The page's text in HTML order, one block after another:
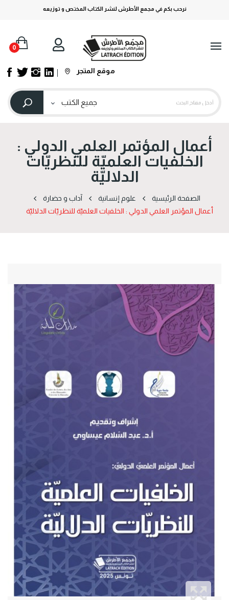
نرحب بكم في مجمع الأطرش لنشر الكتاب المختص و توزيعه
0
موقع المتجر
أعمال المؤتمر العلمي الدولي :
الخلفيات العلميّة للنظريّات
الدلاليّة
الصفحة الرئيسية علوم إنسانية
آداب و حضارة
أعمال المؤتمر العلمي الدولي : الخلفيات العلميّة للنظريّات الدلاليّة